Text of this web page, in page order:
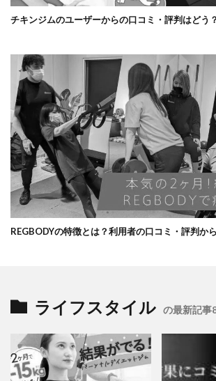
チキンジムのユーザーからの口コミ・評判はどう
REGBODYの特徴とは？利用者の口コミ・評判か
ライフスタイル の最新記事